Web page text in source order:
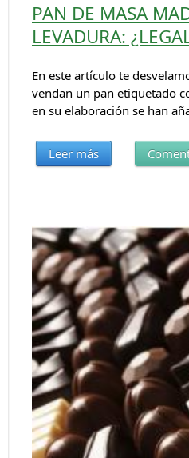
PAN DE MASA
LEVADURA:
En este artículo te
vendan un pan etiquetado
en su elaboración se han
Leer más